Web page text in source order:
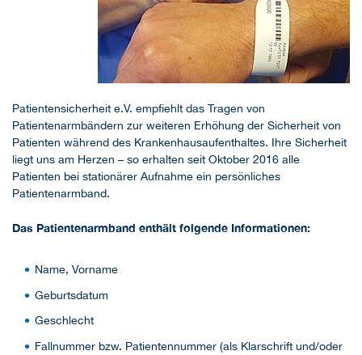
Patientensicherheit e.V. empfiehlt das Tragen von
Patientenarmbändern zur weiteren Erhöhung der Sicherheit von
Patienten während des Krankenhausaufenthaltes. Ihre Sicherheit
liegt uns am Herzen – so erhalten seit Oktober 2016 alle
Patienten bei stationärer Aufnahme ein persönliches
Patientenarmband.
Das Patientenarmband enthält folgende Informationen:
Name, Vorname
Geburtsdatum
Geschlecht
Fallnummer bzw. Patientennummer (als Klarschrift und/oder